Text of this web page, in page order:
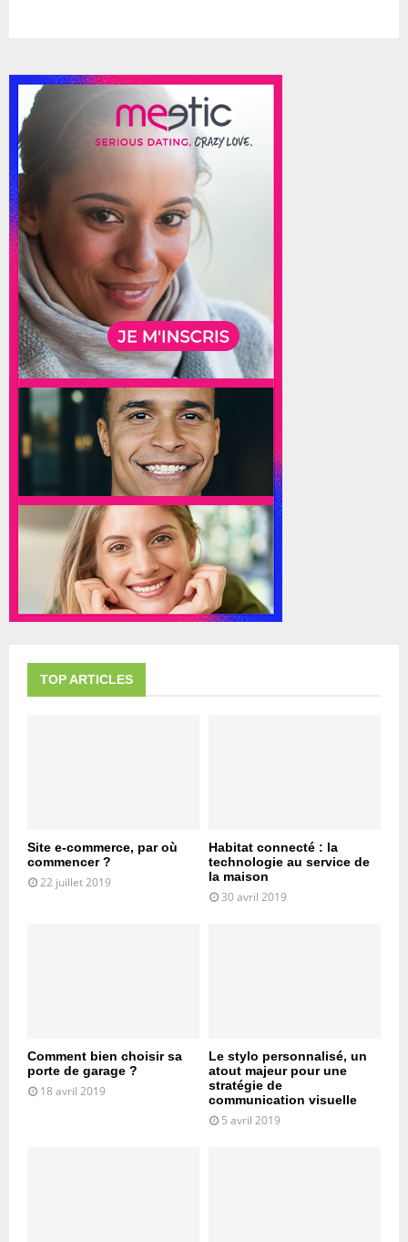
TOP ARTICLES
Site e-commerce, par où
commencer ?
22 juillet 2019
Habitat connecté : la
technologie au service de
la maison
30 avril 2019
Comment bien choisir sa
porte de garage ?
18 avril 2019
Le stylo personnalisé, un
atout majeur pour une
stratégie de
communication visuelle
5 avril 2019